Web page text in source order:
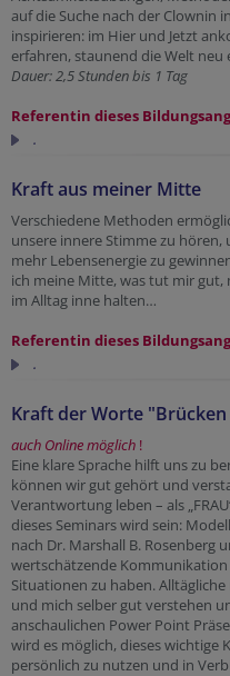
auf die Suche nach der Clownin
inspirieren: im Hier und Jetzt
erfahren, staunend die Welt neu
Dauer: 2,5 Stunden bis 1 Tag
Referentin dieses
.
Kraft aus meiner Mitte
Verschiedene Methoden
unsere innere Stimme zu
mehr Lebensenergie zu
ich meine Mitte, was tut mir
im Alltag inne halten…
Referentin dieses
.
Kraft der Worte
auch Online möglich !
Eine klare Sprache hilft uns zu
können wir gut gehört und
Verantwortung leben – als
dieses Seminars wird sein:
nach Dr. Marshall B. Rosenberg
wertschätzende
Situationen zu haben.
und mich selber gut verstehen
anschaulichen Power Point
wird es möglich, dieses
persönlich zu nutzen und in